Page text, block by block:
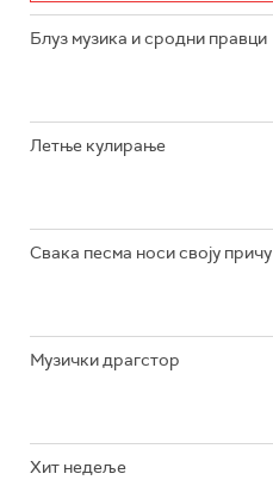
Блуз музика и сродни правци
Летње кулирање
Свака песма носи своју причу
Музички драгстор
Хит недеље